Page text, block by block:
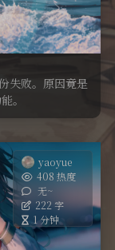
失败。原因竟是
。
yaoyue
408 热度
无~
222 字
1 分钟